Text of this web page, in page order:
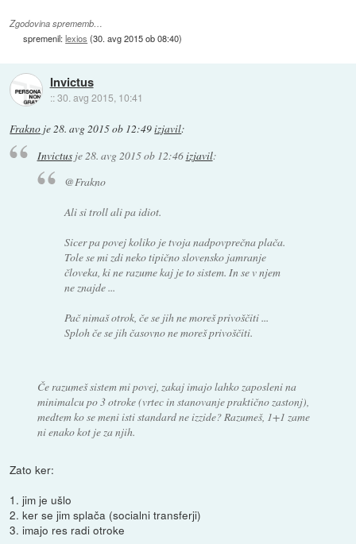
Zgodovina sprememb…
spremenil:lexios (30. avg 2015 ob 08:40)
Invictus
::30. avg 2015, 10:41
Frakno je28. avg 2015 ob 12:49izjavil:
Invictusje28. avg 2015 ob 12:46izjavil:
@Frakno
Ali si troll ali pa idiot.
Sicer pa povej koliko je tvoja nadpovprečna plača.
Tole se mi zdi neko tipično slovensko jamranje
človeka, ki ne razume kaj je to sistem. In se v njem
ne znajde ...
Pač nimaš otrok, če se jih ne moreš privoščiti ...
Sploh če se jih časovno ne moreš privoščiti.
Če razumeš sistem mi povej, zakaj imajo lahko zaposleni na
minimalcu po 3 otroke (vrtec in stanovanje praktično zastonj),
medtem ko se meni isti standard ne izzide? Razumeš, 1+1 zame
ni enako kot je za njih.
Zato ker:
1. jim je ušlo
2. ker se jim splača (socialni transferji)
3. imajo res radi otroke